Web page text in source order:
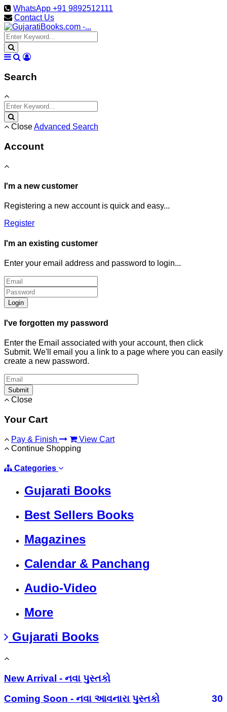
WhatsApp +91 9892512111
Contact Us
Search
CloseAdvanced Search
Account
I'm a new customer
Registering a new account is quick and easy...
Register
I'm an existing customer
Enter your email address and password to login...
Login
I've forgotten my password
Enter the Email associated with your account, then click
Submit. We'll email you a link to a page where you can easily
create a new password.
Submit
Close
Your Cart
Pay & Finish
View Cart
Continue Shopping
Categories
Gujarati Books
Best Sellers Books
Magazines
Calendar & Panchang
Audio-Video
More
Gujarati Books
New Arrival - નવા પુસ્તકો
Coming Soon - નવા આવનારા પુસ્તકો
30